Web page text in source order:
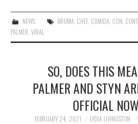
NEWS BROMA, CHEF, COMIDA, CON,
PALMER,VIRAL
SO, DOES THIS
PALMER AND STYN
OFFICIAL
FEBRUARY 24, 2021 LYDIA LIVINGSTON